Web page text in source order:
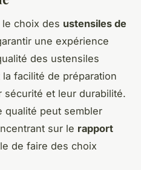
choix des ustensiles de
une expérience
des ustensiles
facilité de préparation
sécurité et leur durabilité.
qualité peut sembler
sur le rapport
de faire des choix